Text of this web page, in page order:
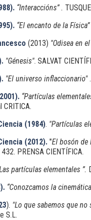
“Interaccións” .
“El encanto de la Física”
(2013) "Odisea en
"Génesis". SALVAT
"El universo inflaccionario"
“Partículas
CRITICA.
(1984). "Partículas
(2012)."El bosón de
PRENSA CIENTÍFICA.
partículas elementales ”.
“Conozcamos la
). "Lo que sabemos que
S.L.